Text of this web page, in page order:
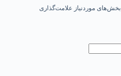
بخش‌های موردنیاز علامت‌گذاری